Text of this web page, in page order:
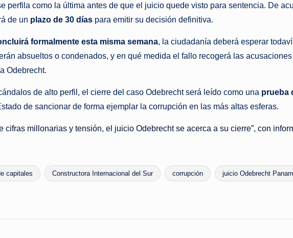
perfila como la última antes de que el juicio quede visto para sentencia. De
de un plazo de 30 días para emitir su decisión definitiva.
formalmente esta misma semana, la ciudadanía deberá esperar
absueltos o condenados, y en qué medida el fallo recogerá las
Odebrecht.
de alto perfil, el cierre del caso Odebrecht será leído como una prueba
de sancionar de forma ejemplar la corrupción en las más altas esferas.
cifras millonarias y tensión, el juicio Odebrecht se acerca a su cierre”, con
capitales Constructora Internacional del Sur corrupción juicio Odebrecht